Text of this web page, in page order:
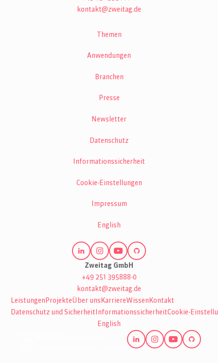
kontakt@zweitag.de
Themen
Anwendungen
Branchen
Presse
Newsletter
Datenschutz
Informationssicherheit
Cookie-Einstellungen
Impressum
English
Zweitag GmbH
+49 251 395888-0
kontakt@zweitag.de
Leistungen ProjekteÜber uns KarriereWissen Kontakt
Datenschutz und Sicherheit InformationssicherheitCookie-
English